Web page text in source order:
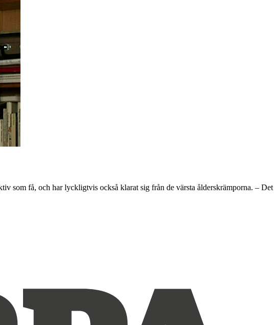
som få, och har lyckligtvis också klarat sig från de värsta ålderskrämporna. – Det